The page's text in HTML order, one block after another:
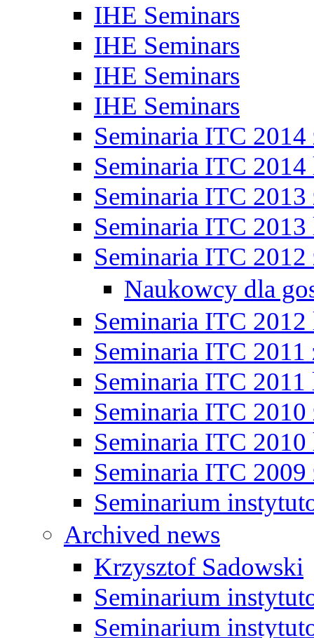
IHE Seminars
IHE Seminars
IHE Seminars
IHE Seminars
Seminaria ITC 2014
Seminaria ITC 2014
Seminaria ITC 2013
Seminaria ITC 2013
Seminaria ITC 2012
Naukowcy dla
Seminaria ITC 2012
Seminaria ITC 2011
Seminaria ITC 2011
Seminaria ITC 2010
Seminaria ITC 2010
Seminaria ITC 2009
Seminarium
Archived news
Krzysztof Sadowski
Seminarium
Seminarium